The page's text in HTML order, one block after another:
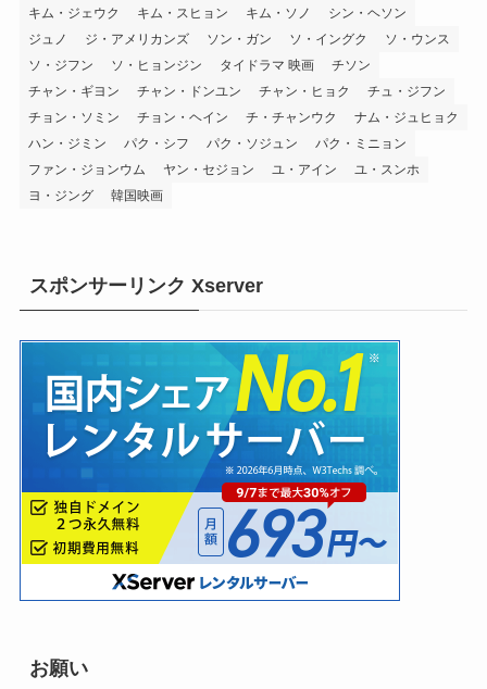
キム・ジェウク
キム・スヒョン キム・ソノ
シン・ヘソン
ジュノ
ジ・アメリカンズ ソン・ガン ソ・イングク
ソ・ウンス
ソ・ジフン
ソ・ヒョンジン タイドラマ 映画
チソン
チャン・ギヨン
チャン・ドンユン チャン・ヒョク
チュ・ジフン
チョン・ソミン
チョン・ヘイン チ・チャンウク
ナム・ジュヒョク
ハン・ジミン
パク・シフ パク・ソジュン
パク・ミニョン
ファン・ジョンウム
ヤン・セジョン ユ・アイン
ユ・スンホ
ヨ・ジング
韓国映画
スポンサーリンク Xserver
お願い